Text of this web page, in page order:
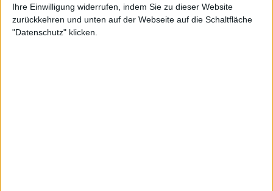
Ihre Einwilligung widerrufen, indem Sie zu dieser Website
zurückkehren und unten auf der Webseite auf die Schaltfläche
"Datenschutz" klicken.